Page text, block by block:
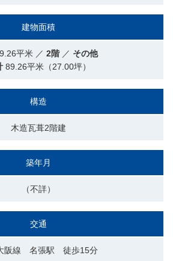
建物面積
平米 ／ 2階／ その他
89.26平米（27.00坪）
構造
木造瓦葺2階建
築年月
（不詳）
交通
阪線 名張駅 徒歩15分